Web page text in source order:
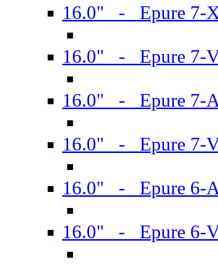
16.0" - Epure 7-
16.0" - Epure 7-
16.0" - Epure 7-
16.0" - Epure 7-
16.0" - Epure 6-
16.0" - Epure 6-